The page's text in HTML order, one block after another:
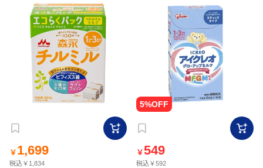
￥ 1,699
税込￥1,834
￥549
税込￥592